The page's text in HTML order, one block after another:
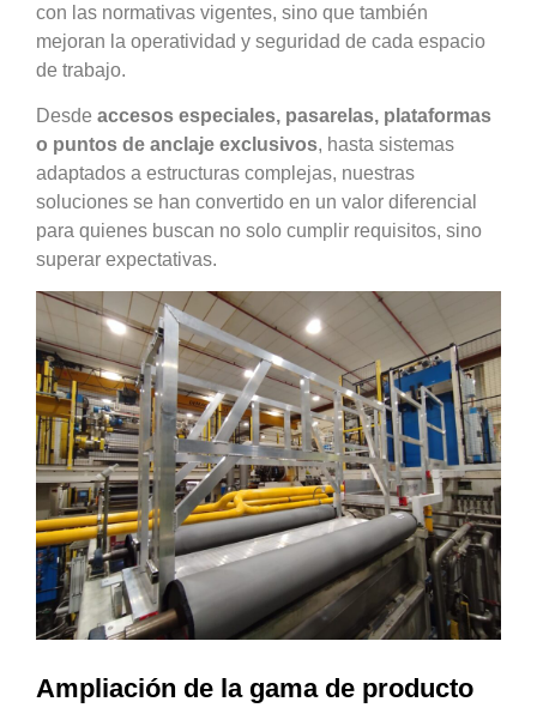
con las normativas vigentes, sino que también
mejoran la operatividad y seguridad de cada espacio
de trabajo.
Desde accesos especiales, pasarelas, plataformas
o puntos de anclaje exclusivos, hasta sistemas
adaptados a estructuras complejas, nuestras
soluciones se han convertido en un valor diferencial
para quienes buscan no solo cumplir requisitos, sino
superar expectativas.
Ampliación de la gama de producto